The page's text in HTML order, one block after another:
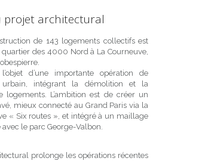
projet architectural
de 143 logements collectifs est
des 4000 Nord à La Courneuve,
d’une importante opération de
urbain, intégrant la démolition et la
logements. L’ambition est de créer un
mieux connecté au Grand Paris via la
« Six routes », et intégré à un maillage
le parc George-Valbon.
prolonge les opérations récentes